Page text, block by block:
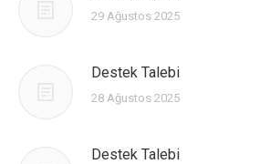
29 Ağustos 2025
Destek Talebi
28 Ağustos 2025
Destek Talebi